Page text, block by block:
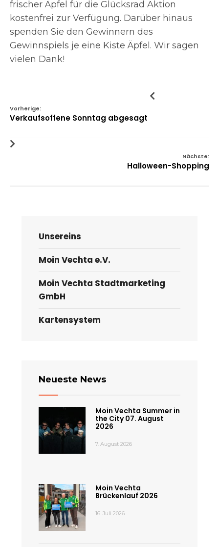
frischer Äpfel für die Glücksrad Aktion
kostenfrei zur Verfügung. Darüber hinaus
spenden Sie den Gewinnern des
Gewinnspiels je eine Kiste Äpfel. Wir sagen
vielen Dank!
Vorherige:
Verkaufsoffene Sonntag abgesagt
Nächste:
Halloween-Shopping
Unsereins
Moin Vechta e.V.
Moin Vechta Stadtmarketing
GmbH
Kartensystem
Neueste News
Moin Vechta Summer in
the City 07. August
2026
7. August 2026
Moin Vechta
Brückenlauf 2026
16. Juli 2026